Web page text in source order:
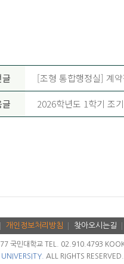
글 [조형 통합행정실] 계
글 2026학년도 1학기 조
개인정보처리방침 찾아오시는길
77 국민대학교 TEL. 02.910.4793
ALL RIGHTS RESERVED.